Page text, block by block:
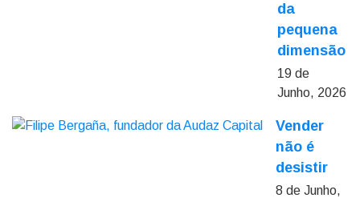
da
pequena
dimensão
19 de
Junho, 2026
Vender
não é
desistir
8 de Junho,